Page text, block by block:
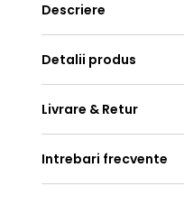
Descriere
Detalii produs
Livrare & Retur
Intrebari frecvente